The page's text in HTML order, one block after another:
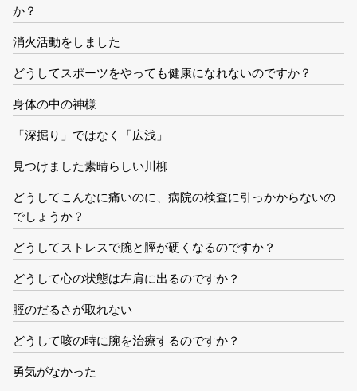
か？
消火活動をしました
どうしてスポーツをやっても健康になれないのですか？
身体の中の神様
「深掘り」ではなく「広浅」
見つけました素晴らしい川柳
どうしてこんなに痛いのに、病院の検査に引っかからないの
でしょうか？
どうしてストレスで腕と脛が硬くなるのですか？
どうして心の状態は左肩に出るのですか？
脛のだるさが取れない
どうして咳の時に腕を治療するのですか？
勇気がなかった